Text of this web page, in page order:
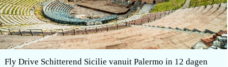
Fly Drive Schitterend Sicilie vanuit Palermo in 12 dagen